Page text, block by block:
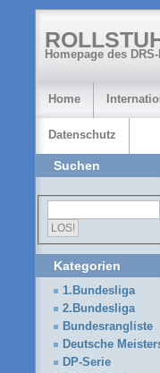
Homepage des
Home
Datenschutz
Suchen
Kategorien
1.Bundesliga
2.Bundesliga
Bundesrangliste
Deutsche
DP-Serie